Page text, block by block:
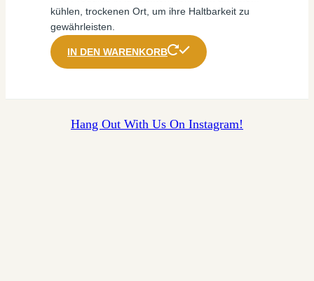
kühlen, trockenen Ort, um ihre Haltbarkeit zu
gewährleisten.
IN DEN WARENKORB
Hang Out With Us On Instagram!